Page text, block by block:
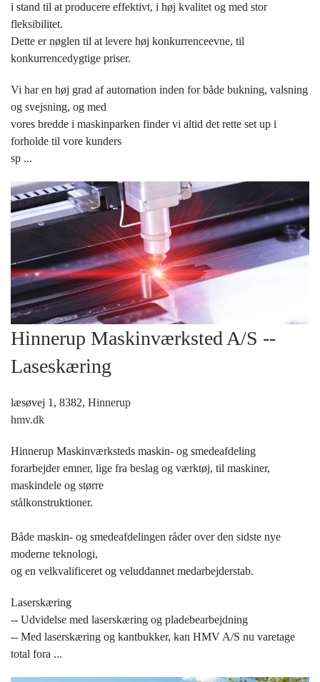
i stand til at producere effektivt, i høj kvalitet og med stor
fleksibilitet.
Dette er nøglen til at levere høj konkurrenceevne, til
konkurrencedygtige priser.
Vi har en høj grad af automation inden for både bukning, valsning
og svejsning, og med
vores bredde i maskinparken finder vi altid det rette set up i
forholde til vore kunders
sp ...
Hinnerup Maskinværksted A/S --
Laseskæring
læsøvej 1, 8382, Hinnerup
hmv.dk
Hinnerup Maskinværksteds maskin- og smedeafdeling
forarbejder emner, lige fra beslag og værktøj, til maskiner,
maskindele og større
stålkonstruktioner.
Både maskin- og smedeafdelingen råder over den sidste nye
moderne teknologi,
og en velkvalificeret og veluddannet medarbejderstab.
Laserskæring
-- Udvidelse med laserskæring og pladebearbejdning
-- Med laserskæring og kantbukker, kan HMV A/S nu varetage
total fora ...